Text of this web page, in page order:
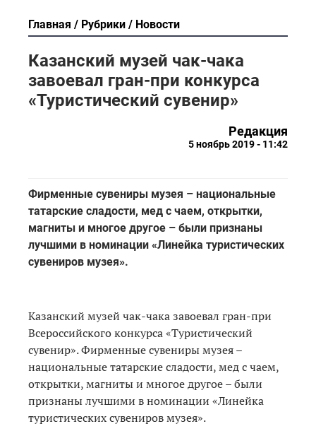
Главная Рубрики Новости
Казанский музей чак-чака
завоевал гран-при конкурса
«Туристический сувенир»
Редакция
5 ноябрь 2019 - 11:42
Фирменные сувениры музея – национальные
татарские сладости, мед с чаем, открытки,
магниты и многое другое – были признаны
лучшими в номинации «Линейка туристических
сувениров музея».
Казанский музей чак-чака завоевал гран-при
Всероссийского конкурса «Туристический
сувенир». Фирменные сувениры музея –
национальные татарские сладости, мед с чаем,
открытки, магниты и многое другое – были
признаны лучшими в номинации «Линейка
туристических сувениров музея».